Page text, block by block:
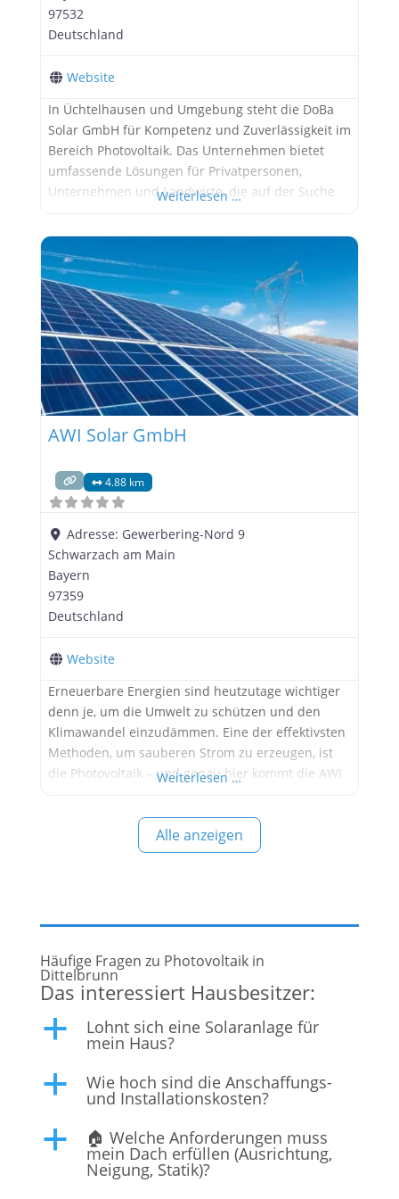
97532
Deutschland
Website
In Üchtelhausen und Umgebung steht die DoBa
Solar GmbH für Kompetenz und Zuverlässigkeit im
Bereich Photovoltaik. Das Unternehmen bietet
umfassende Lösungen für Privatpersonen,
Unternehmen und Landwirte, die auf der Suche
Energielösungen sind. DoBa Solar GmbH: Ihr
verlässlicher Partner für Photovoltaik in
Üchtelhausen Bei DoBa Solar GmbH steht die
Zufriedenheit der Kunden im Mittelpunkt. Das
Unternehmen legt
Weiterlesen …
AWI Solar GmbH
4.88 km
Adresse: Gewerbering-Nord 9
Schwarzach am Main
Bayern
97359
Deutschland
Website
Erneuerbare Energien sind heutzutage wichtiger
denn je, um die Umwelt zu schützen und den
Klimawandel einzudämmen. Eine der effektivsten
Methoden, um sauberen Strom zu erzeugen, ist
die Photovoltaik – und genau hier kommt die AWI
Unternehmen im Bereich der Photovoltaik sind wir
stolz darauf, maßgeschneiderte Lösungen für
Privathaushalte und Unternehmen anzubieten,
Weiterlesen …
Alle anzeigen
Häufige Fragen zu Photovoltaik in
Dittelbrunn
Das interessiert Hausbesitzer:
a Lohnt sich eine Solaranlage für
mein Haus?
a Wie hoch sind die Anschaffungs-
und Installationskosten?
a 🏠 Welche Anforderungen muss
mein Dach erfüllen (Ausrichtung,
Neigung, Statik)?